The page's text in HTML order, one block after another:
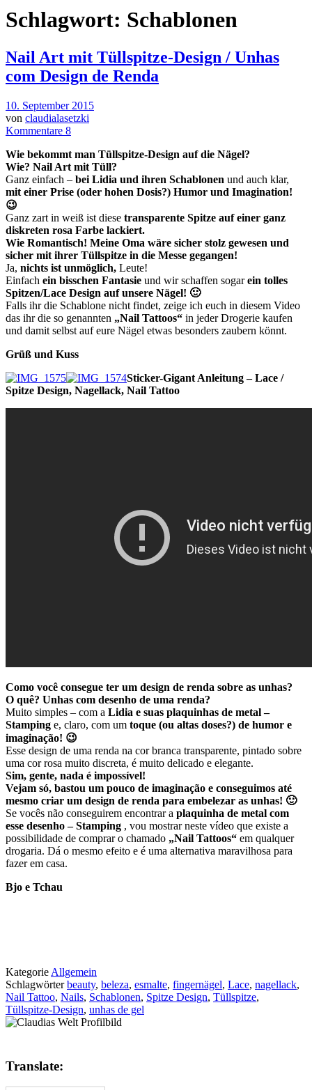
Schlagwort: Schablonen
Nail Art mit Tüllspitze-Design / Unhas
com Design de Renda
10. September 2015
von claudialasetzki
Kommentare 8
Wie bekommt man Tüllspitze-Design auf die Nägel?
Wie? Nail Art mit Tüll?
Ganz einfach – bei Lidia und ihren Schablonen und auch klar,
mit einer Prise (oder hohen Dosis?) Humor und Imagination!
😉
Ganz zart in weiß ist diese transparente Spitze auf einer ganz
diskreten rosa Farbe lackiert.
Wie Romantisch! Meine Oma wäre sicher stolz gewesen und
sicher mit ihrer Tüllspitze in die Messe gegangen!
Ja, nichts ist unmöglich, Leute!
Einfach ein bisschen Fantasie und wir schaffen sogarein tolles
Spitzen/Lace Design auf unsere Nägel! 🙂
Falls ihr die Schablone nicht findet, zeige ich euch in diesem Video
das ihr die so genannten „Nail Tattoos“ in jeder Drogerie kaufen
und damit selbst auf eure Nägel etwas besonders zaubern könnt.
Grüß und Kuss
Sticker-Gigant Anleitung – Lace /
Spitze Design, Nagellack, Nail Tattoo
Como você consegue ter um design de renda sobre as unhas?
O quê? Unhas com desenho de uma renda?
Muito simples – com a Lidia e suas plaquinhas de metal –
Stamping e, claro, com um toque (ou altas doses?) de humor e
imaginação! 😉
Esse design de uma renda na cor branca transparente, pintado sobre
uma cor rosa muito discreta, é muito delicado e elegante.
Sim, gente, nada é impossível!
Vejam só, bastou um pouco de imaginação e conseguimos até
mesmo criar um design de renda para embelezar as unhas! 🙂
Se vocês não conseguirem encontrar a plaquinha de metal com
esse desenho – Stamping , vou mostrar neste vídeo que existe a
possibilidade de comprar o chamado „Nail Tattoos“ em qualquer
drogaria. Dá o mesmo efeito e é uma alternativa maravilhosa para
fazer em casa.
Bjo e Tchau
Kategorie Allgemein
Schlagwörterbeauty, beleza, esmalte, fingernägel, Lace, nagellack,
Nail Tattoo, Nails, Schablonen, Spitze Design, Tüllspitze,
Tüllspitze-Design, unhas de gel
Translate: